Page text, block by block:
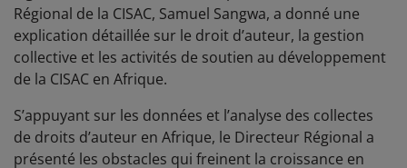
Régional de la CISAC, Samuel Sangwa, a donné une
explication détaillée sur le droit d’auteur, la gestion
collective et les activités de soutien au développement
de la CISAC en Afrique.
S’appuyant sur les données et l’analyse des collectes
de droits d’auteur en Afrique, le Directeur Régional a
présenté les obstacles qui freinent la croissance en